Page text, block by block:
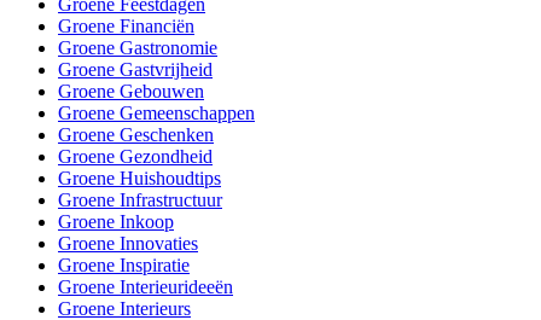
Groene Feestdagen
Groene Financiën
Groene Gastronomie
Groene Gastvrijheid
Groene Gebouwen
Groene Gemeenschappen
Groene Geschenken
Groene Gezondheid
Groene Huishoudtips
Groene Infrastructuur
Groene Inkoop
Groene Innovaties
Groene Inspiratie
Groene Interieurideeën
Groene Interieurs